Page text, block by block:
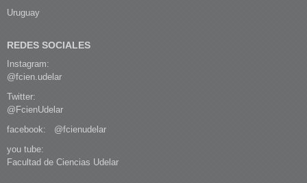
Uruguay
REDES SOCIALES
Instagram:
@fcien.udelar
Twitter:
@FcienUdelar
facebook: @fcienudelar
you tube:
Facultad de Ciencias Udelar